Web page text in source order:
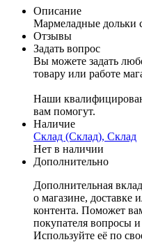
Описание
Мармеладные дольки
Отзывы
Задать вопрос
Вы можете задать
товару или работе
Наши
вам помогут.
Наличие
Склад (Склад), Склад
Нет в наличии
Дополнительно
Дополнительная
о магазине, доставке
контента. Поможет
покупателя вопросы
Используйте её по